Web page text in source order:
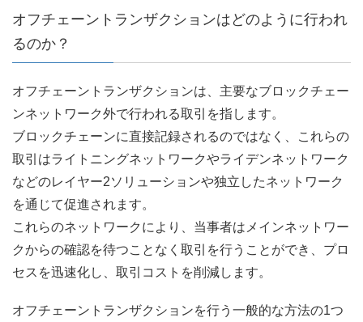
オフチェーントランザクションはどのように行われ
るのか？
オフチェーントランザクションは、主要なブロックチェー
ンネットワーク外で行われる取引を指します。
ブロックチェーンに直接記録されるのではなく、これらの
取引はライトニングネットワークやライデンネットワーク
などのレイヤー2ソリューションや独立したネットワーク
を通じて促進されます。
これらのネットワークにより、当事者はメインネットワー
クからの確認を待つことなく取引を行うことができ、プロ
セスを迅速化し、取引コストを削減します。
オフチェーントランザクションを行う一般的な方法の1つ